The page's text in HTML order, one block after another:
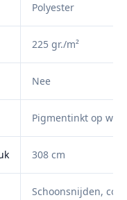
Polyester
225 gr./m²
Nee
Pigmentinkt op
308 cm
Schoonsnijden,